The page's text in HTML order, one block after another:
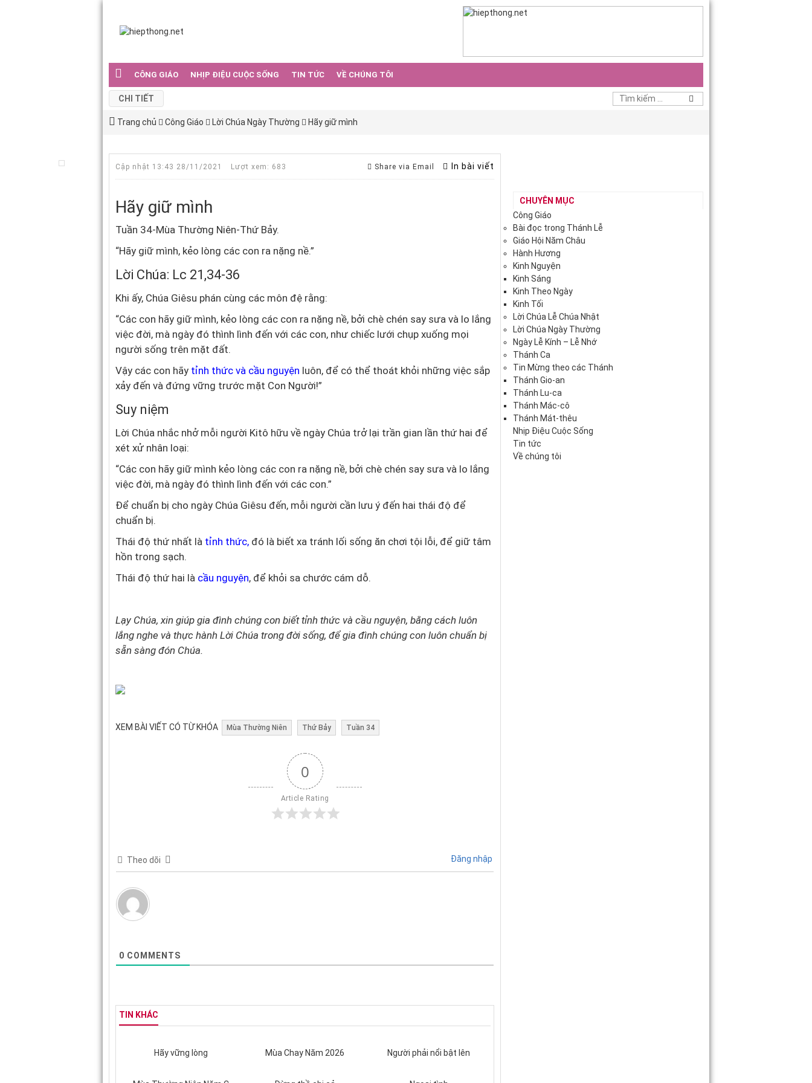
CÔNG GIÁO NHỊP ĐIỆU CUỘC SỐNG TIN TỨC VỀ CHÚNG TÔI
CHI TIẾT
Trang chủ Công Giáo Lời Chúa Ngày Thường Hãy giữ mình
Cập nhật 13:43 28/11/2021 Lượt xem: 683 Share via Email In bài viết
Hãy giữ mình
Tuần 34-Mùa Thường Niên-Thứ Bảy.
“Hãy giữ mình, kẻo lòng các con ra nặng nề.”
Lời Chúa: Lc 21,34-36
Khi ấy, Chúa Giêsu phán cùng các môn đệ rằng:
“Các con hãy giữ mình, kẻo lòng các con ra nặng nề, bởi chè chén say sưa và lo lắng
việc đời, mà ngày đó thình lình đến với các con, như chiếc lưới chụp xuống mọi
người sống trên mặt đất.
Vậy các con hãy tỉnh thức và cầu nguyện luôn, để có thể thoát khỏi những việc sắp
xảy đến và đứng vững trước mặt Con Người!”
Suy niệm
Lời Chúa nhắc nhở mỗi người Kitô hữu về ngày Chúa trở lại trần gian lần thứ hai để
xét xử nhân loại:
“Các con hãy giữ mình kẻo lòng các con ra nặng nề, bởi chè chén say sưa và lo lắng
việc đời, mà ngày đó thình lình đến với các con.”
Để chuẩn bị cho ngày Chúa Giêsu đến, mỗi người cần lưu ý đến hai thái độ để
chuẩn bị.
Thái độ thứ nhất là tỉnh thức, đó là biết xa tránh lối sống ăn chơi tội lỗi, để giữ tâm
hồn trong sạch.
Thái độ thứ hai là cầu nguyện, để khỏi sa chước cám dỗ.
Lạy Chúa, xin giúp gia đình chúng con biết tỉnh thức và cầu nguyện, bằng cách luôn
lắng nghe và thực hành Lời Chúa trong đời sống, để gia đình chúng con luôn chuẩn bị
sẵn sàng đón Chúa.
XEM BÀI VIẾT CÓ TỪ KHÓA Mùa Thường Niên Thứ Bảy Tuần 34
0
Article Rating
Theo dõi Đăng nhập
0 COMMENTS
TIN KHÁC
Hãy vững lòng Mùa Chay Năm 2026 Người phải nổi bật lên
CHUYÊN MỤC
Công Giáo
Bài đọc trong Thánh Lễ
Giáo Hội Năm Châu
Hành Hương
Kinh Nguyện
Kinh Sáng
Kinh Theo Ngày
Kinh Tối
Lời Chúa Lễ Chúa Nhật
Lời Chúa Ngày Thường
Ngày Lễ Kính – Lễ Nhớ
Thánh Ca
Tin Mừng theo các Thánh
Thánh Gio-an
Thánh Lu-ca
Thánh Mác-cô
Thánh Mát-thêu
Nhịp Điệu Cuộc Sống
Tin tức
Về chúng tôi